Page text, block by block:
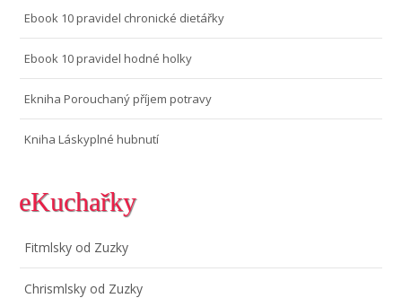
Ebook 10 pravidel chronické dietářky
Ebook 10 pravidel hodné holky
Ekniha Porouchaný příjem potravy
Kniha Láskyplné hubnutí
eKuchařky
Fitmlsky od Zuzky
Chrismlsky od Zuzky